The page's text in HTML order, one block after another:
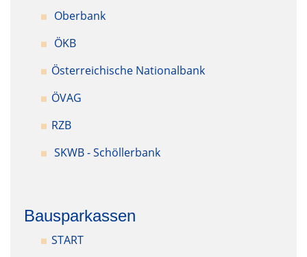
Oberbank
ÖKB
Österreichische Nationalbank
ÖVAG
RZB
SKWB - Schöllerbank
Bausparkassen
START